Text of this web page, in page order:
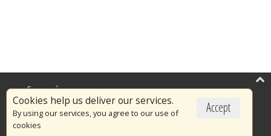
Accept
Cookies help us deliver our services.
By using our services, you agree to our use of
cookies
Επικαιρότητα
Το Πυροσβεστικό Σώμα